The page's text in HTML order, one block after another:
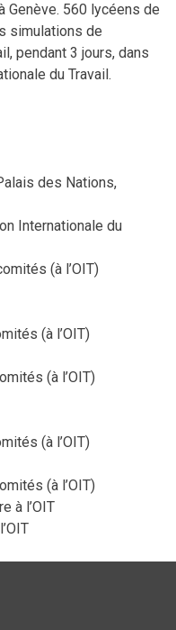
Genève. 560 lycéens de
simulations de
pendant 3 jours, dans
du Travail.
des Nations,
Internationale du
(à l’OIT)
(à l’OIT)
(à l’OIT)
(à l’OIT)
(à l’OIT)
à l’OIT